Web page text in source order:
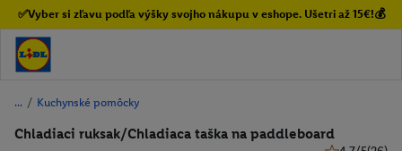
✅Vyber si zľavu podľa výšky svojho nákupu v eshope. Ušetri až 15€!💰
/ Kuchynské pomôcky
Chladiaci ruksak/Chladiaca taška na paddleboard